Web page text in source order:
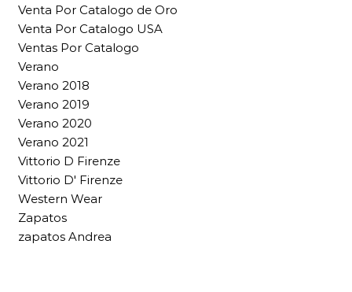
Venta Por Catalogo de Oro
Venta Por Catalogo USA
Ventas Por Catalogo
Verano
Verano 2018
Verano 2019
Verano 2020
Verano 2021
Vittorio D Firenze
Vittorio D' Firenze
Western Wear
Zapatos
zapatos Andrea